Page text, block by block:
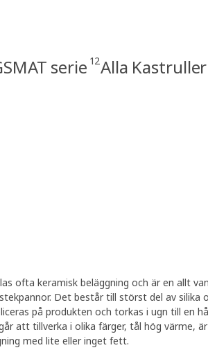
serie 12Alla
ofta keramisk beläggning och är en allt
Det består till störst del av silika
på produkten och torkas i ugn till en
att tillverka i olika färger, tål hög värme,
med lite eller inget fett.